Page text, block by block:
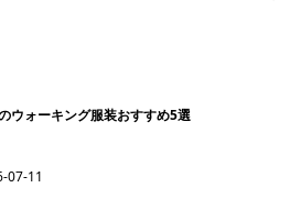
ウォーキング服装おすすめ5選
07-11